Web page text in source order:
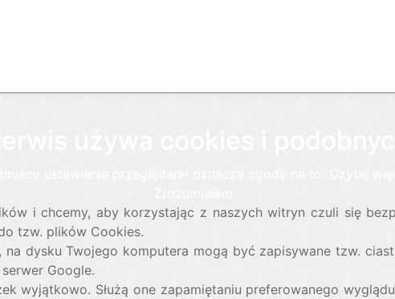
i chcemy, aby korzystając z naszych witryn czuli się
tzw. plików Cookies.
dysku Twojego komputera mogą być zapisywane tzw.
Google.
wyjątkowo. Służą one zapamiętaniu preferowanego